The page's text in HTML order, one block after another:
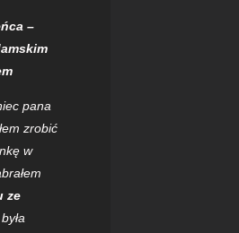
–
pana
zrobić
w
ze
była